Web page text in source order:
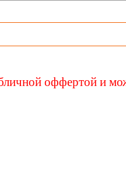
оффертой и